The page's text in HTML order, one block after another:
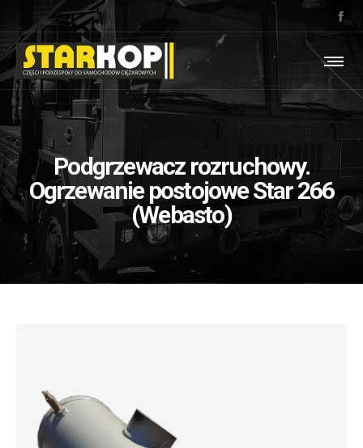
Podgrzewacz rozruchowy.
Ogrzewanie postojowe Star 266
(Webasto)